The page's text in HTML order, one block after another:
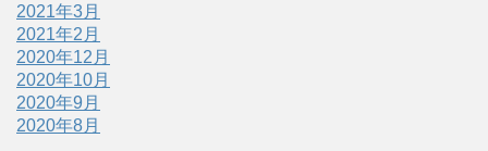
2021年3月
2021年2月
2020年12月
2020年10月
2020年9月
2020年8月